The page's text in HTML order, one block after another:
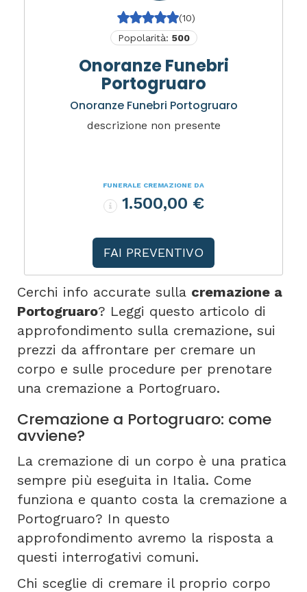
(10)
Popolarità: 500
Onoranze Funebri
Portogruaro
Onoranze Funebri Portogruaro
descrizione non presente
FUNERALE CREMAZIONE DA
1.500,00 €
FAI PREVENTIVO
Cerchi info accurate sulla cremazione a
Portogruaro? Leggi questo articolo di
approfondimento sulla cremazione, sui
prezzi da affrontare per cremare un
corpo e sulle procedure per prenotare
una cremazione a Portogruaro.
Cremazione a Portogruaro: come
avviene?
La cremazione di un corpo è una pratica
sempre più eseguita in Italia. Come
funziona e quanto costa la cremazione a
Portogruaro? In questo
approfondimento avremo la risposta a
questi interrogativi comuni.
Chi sceglie di cremare il proprio corpo